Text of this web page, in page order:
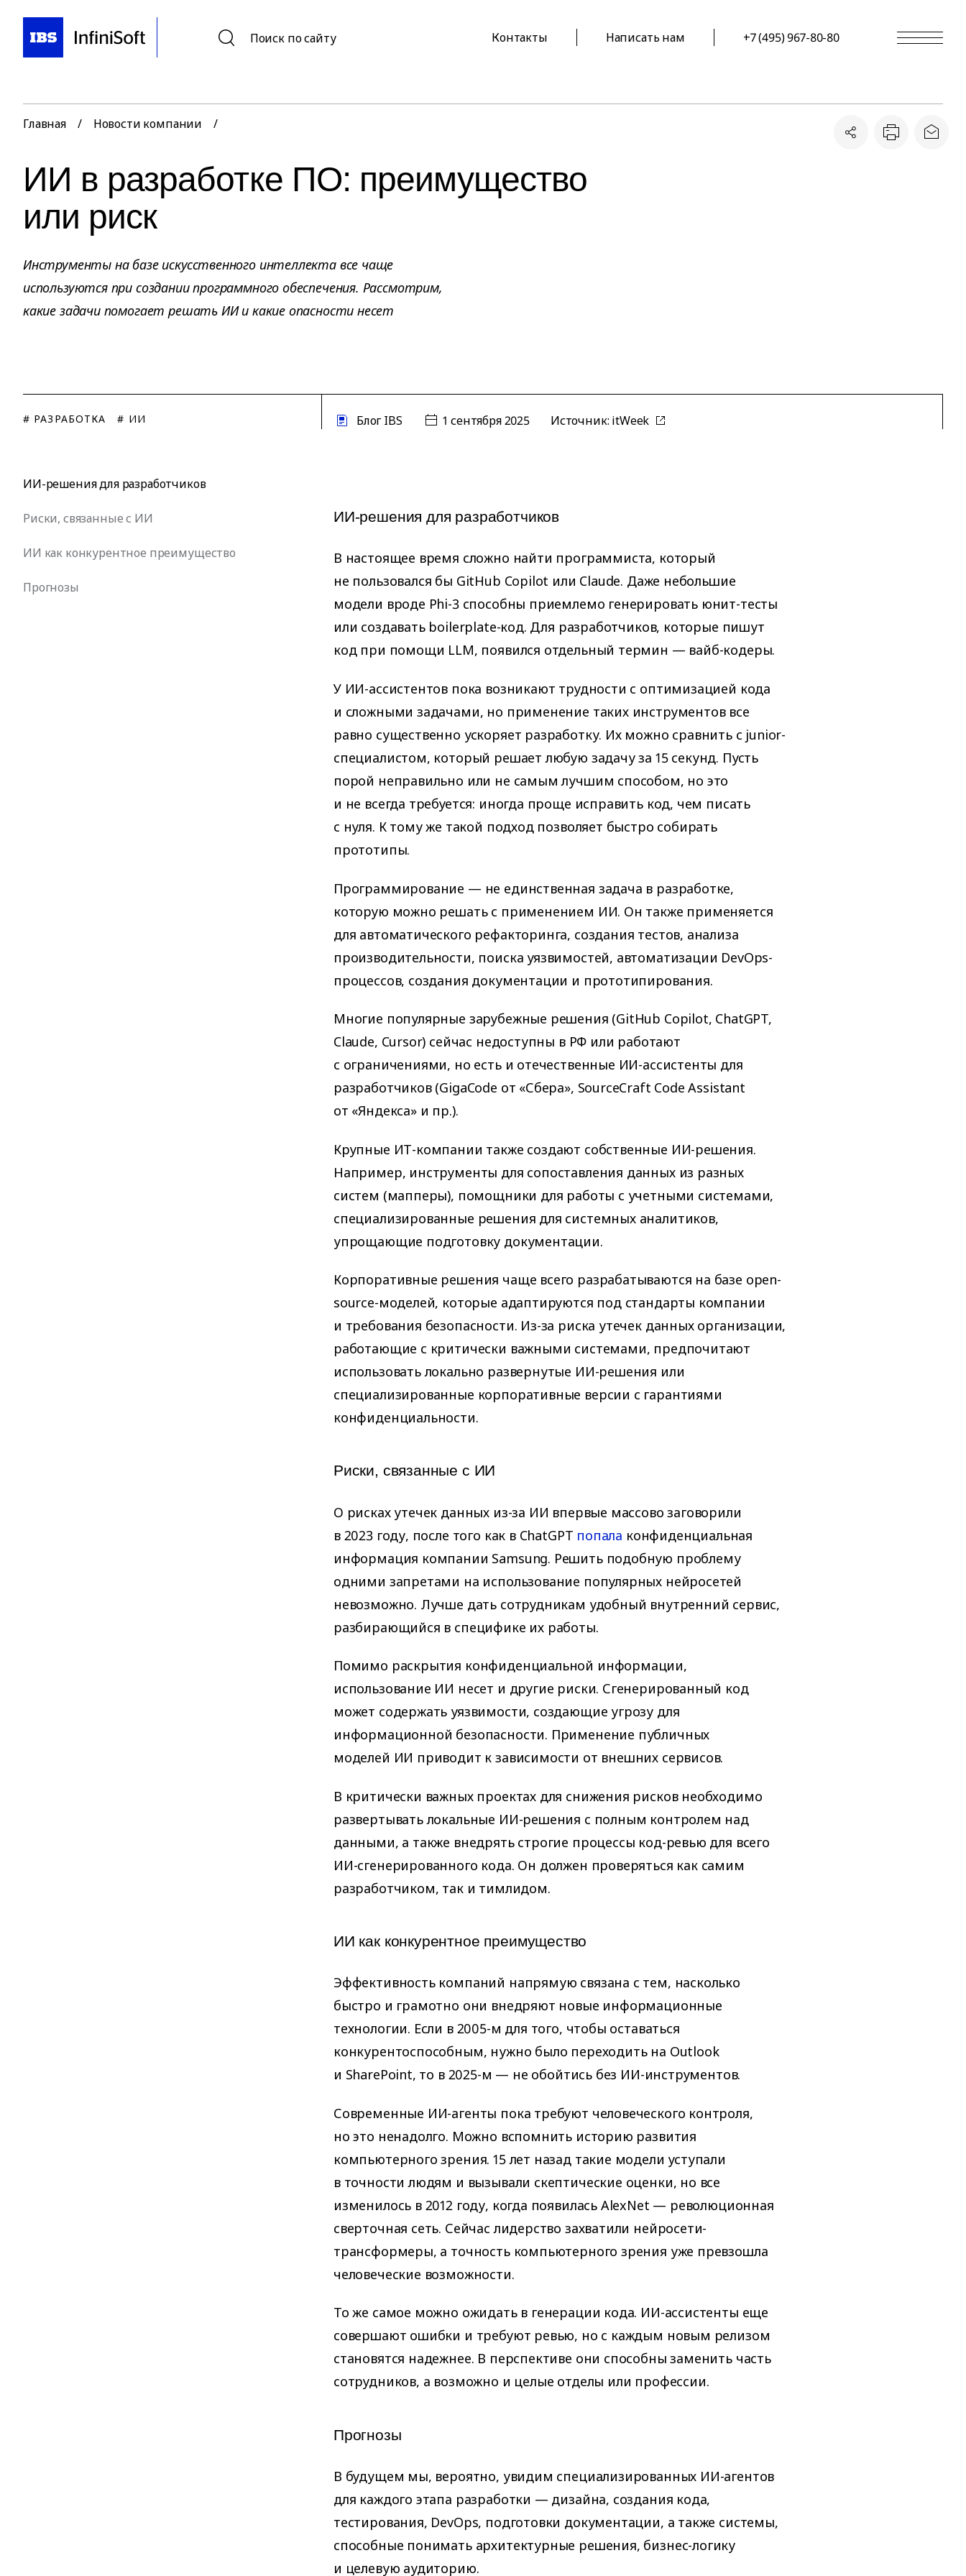
Поиск по сайту Контакты Написать нам +7 (495) 967-80-80
Главная / Новости компании /
ИИ в разработке ПО: преимущество
или риск
Инструменты на базе искусственного интеллекта все чаще
используются при создании программного обеспечения. Рассмотрим,
какие задачи помогает решать ИИ и какие опасности несет
# РАЗРАБОТКА # ИИ Блог IBS 1 сентября 2025 Источник: itWeek
ИИ-решения для разработчиков
Риски, связанные с ИИ
ИИ как конкурентное преимущество
Прогнозы
ИИ-решения для разработчиков
В настоящее время сложно найти программиста, который
не пользовался бы GitHub Copilot или Claude. Даже небольшие
модели вроде Phi-3 способны приемлемо генерировать юнит-тесты
или создавать boilerplate-код. Для разработчиков, которые пишут
код при помощи LLM, появился отдельный термин — вайб-кодеры.
У ИИ-ассистентов пока возникают трудности с оптимизацией кода
и сложными задачами, но применение таких инструментов все
равно существенно ускоряет разработку. Их можно сравнить с junior-
специалистом, который решает любую задачу за 15 секунд. Пусть
порой неправильно или не самым лучшим способом, но это
и не всегда требуется: иногда проще исправить код, чем писать
с нуля. К тому же такой подход позволяет быстро собирать
прототипы.
Программирование — не единственная задача в разработке,
которую можно решать с применением ИИ. Он также применяется
для автоматического рефакторинга, создания тестов, анализа
производительности, поиска уязвимостей, автоматизации DevOps-
процессов, создания документации и прототипирования.
Многие популярные зарубежные решения (GitHub Copilot, ChatGPT,
Claude, Cursor) сейчас недоступны в РФ или работают
с ограничениями, но есть и отечественные ИИ-ассистенты для
разработчиков (GigaCode от «Сбера», SourceCraft Code Assistant
от «Яндекса» и пр.).
Крупные ИТ-компании также создают собственные ИИ-решения.
Например, инструменты для сопоставления данных из разных
систем (мапперы), помощники для работы с учетными системами,
специализированные решения для системных аналитиков,
упрощающие подготовку документации.
Корпоративные решения чаще всего разрабатываются на базе open-
source-моделей, которые адаптируются под стандарты компании
и требования безопасности. Из-за риска утечек данных организации,
работающие с критически важными системами, предпочитают
использовать локально развернутые ИИ-решения или
специализированные корпоративные версии с гарантиями
конфиденциальности.
Риски, связанные с ИИ
О рисках утечек данных из-за ИИ впервые массово заговорили
в 2023 году, после того как в ChatGPT попала конфиденциальная
информация компании Samsung. Решить подобную проблему
одними запретами на использование популярных нейросетей
невозможно. Лучше дать сотрудникам удобный внутренний сервис,
разбирающийся в специфике их работы.
Помимо раскрытия конфиденциальной информации,
использование ИИ несет и другие риски. Сгенерированный код
может содержать уязвимости, создающие угрозу для
информационной безопасности. Применение публичных
моделей ИИ приводит к зависимости от внешних сервисов.
В критически важных проектах для снижения рисков необходимо
развертывать локальные ИИ-решения с полным контролем над
данными, а также внедрять строгие процессы код-ревью для всего
ИИ-сгенерированного кода. Он должен проверяться как самим
разработчиком, так и тимлидом.
ИИ как конкурентное преимущество
Эффективность компаний напрямую связана с тем, насколько
быстро и грамотно они внедряют новые информационные
технологии. Если в 2005-м для того, чтобы оставаться
конкурентоспособным, нужно было переходить на Outlook
и SharePoint, то в 2025-м — не обойтись без ИИ-инструментов.
Современные ИИ-агенты пока требуют человеческого контроля,
но это ненадолго. Можно вспомнить историю развития
компьютерного зрения. 15 лет назад такие модели уступали
в точности людям и вызывали скептические оценки, но все
изменилось в 2012 году, когда появилась AlexNet — революционная
сверточная сеть. Сейчас лидерство захватили нейросети-
трансформеры, а точность компьютерного зрения уже превзошла
человеческие возможности.
То же самое можно ожидать в генерации кода. ИИ-ассистенты еще
совершают ошибки и требуют ревью, но с каждым новым релизом
становятся надежнее. В перспективе они способны заменить часть
сотрудников, а возможно и целые отделы или профессии.
Прогнозы
В будущем мы, вероятно, увидим специализированных ИИ-агентов
для каждого этапа разработки — дизайна, создания кода,
тестирования, DevOps, подготовки документации, а также системы,
способные понимать архитектурные решения, бизнес-логику
и целевую аудиторию.